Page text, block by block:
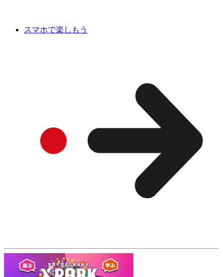
スマホで楽しもう